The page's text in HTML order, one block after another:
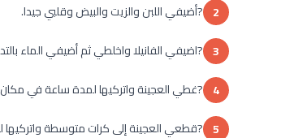
2 ?أضيفي اللبن والزيت والبيض وقلبي جيدا.
3 ?اضيفي الفانيلا واخلطي ثم أضيفي الماء
4 ?غطي العجينة واتركيها لمدة ساعة في
5 ?قطعي العجينة إلى كرات متوسطة واتركيها لمدة 15